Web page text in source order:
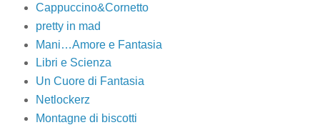
Cappuccino&Cornetto
pretty in mad
Mani…Amore e Fantasia
Libri e Scienza
Un Cuore di Fantasia
Netlockerz
Montagne di biscotti